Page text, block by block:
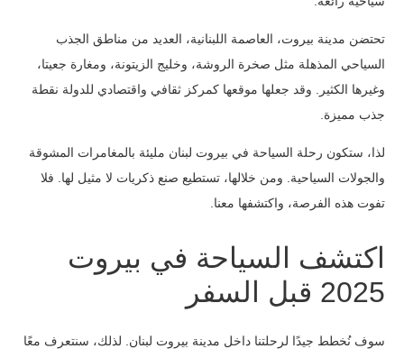
تحتضن مدينة بيروت، العاصمة اللبنانية، العديد من مناطق الجذب
السياحي المذهلة مثل صخرة الروشة، وخليج الزيتونة، ومغارة جعيتا،
وغيرها الكثير. وقد جعلها موقعها كمركز ثقافي واقتصادي للدولة نقطة
جذب مميزة.
لذا، ستكون رحلة السياحة في بيروت لبنان مليئة بالمغامرات المشوقة
والجولات السياحية. ومن خلالها، تستطيع صنع ذكريات لا مثيل لها. فلا
تفوت هذه الفرصة، واكتشفها معنا.
اكتشف السياحة في بيروت
2025 قبل السفر
سوف نُخطط جيدًا لرحلتنا داخل مدينة بيروت لبنان. لذلك، سنتعرف معًا